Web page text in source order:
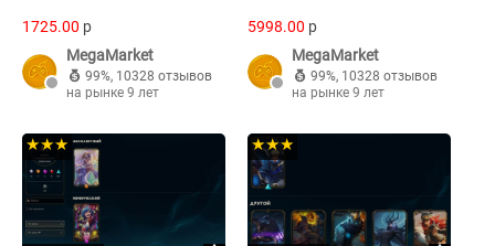
1725.00 p
MegaMarket
99%, 10328 отзывов
на рынке 9 лет
5998.00 p
MegaMarket
99%, 10328 отзывов
на рынке 9 лет
★★★ ★★★